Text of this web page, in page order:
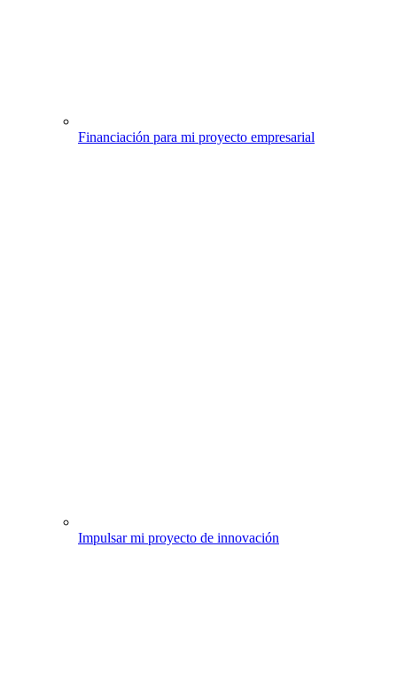
Financiación para mi proyecto empresarial
Impulsar mi proyecto de innovación